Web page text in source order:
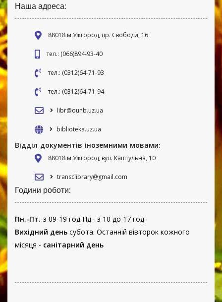
Наша адреса:
88018 м Ужгород, пр. Свободи, 16
тел.: (066)894-93-40
тел.: (0312)64-71-93
тел.: (0312)64-71-94
libr@ounb.uz.ua
biblioteka.uz.ua
Відділ документів іноземними мовами:
88018 м Ужгород, вул. Капітульна, 10
transclibrary@gmail.com
Години роботи:
Пн.-Пт.-з 09-19 год Нд.- з 10 до 17 год.
Вихідний день субота. Останній вівторок кожного
місяця - санітарний день